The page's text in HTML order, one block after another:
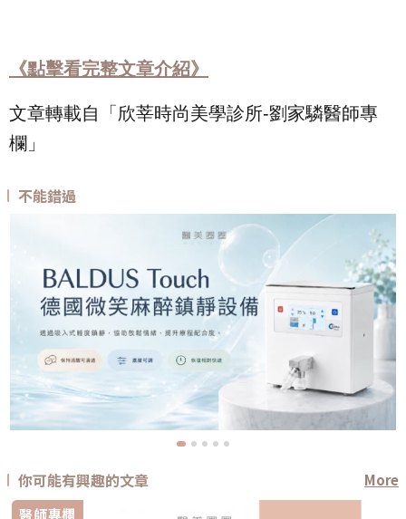
《點擊看完整文章介紹》
文章轉載自「欣莘時尚美學診所-劉家驎醫師專
欄」
不能錯過
你可能有興趣的文章
More
醫師專欄